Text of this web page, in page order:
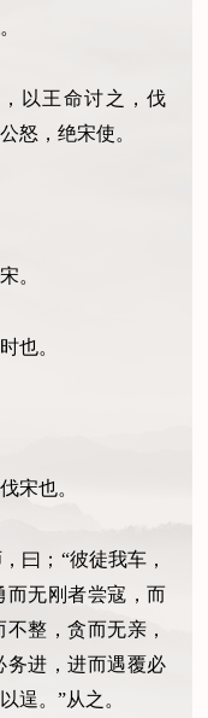
以王命讨之，伐
怒，绝宋使。
。
也。
宋也。
曰； “彼徒我车，
而无刚者尝寇，而
整，贪而无亲，
务进，进而遇覆必
逞。 ”从之。